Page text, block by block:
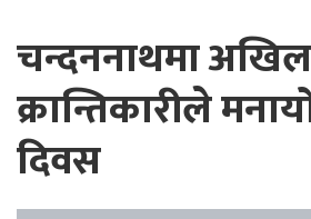
चन्दननाथमा
क्रान्तिकारीले
दिवस